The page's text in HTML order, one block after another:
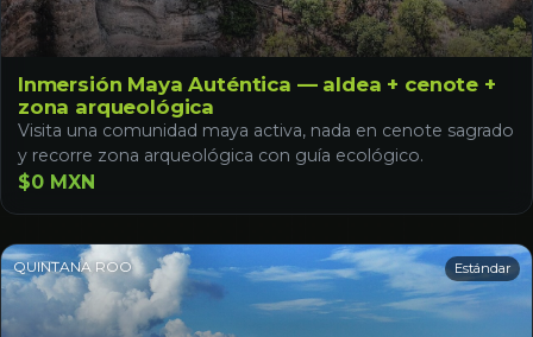
Inmersión Maya Auténtica — aldea + cenote +
zona arqueológica
Visita una comunidad maya activa, nada en cenote sagrado
y recorre zona arqueológica con guía ecológico.
$0 MXN
QUINTANA ROO Estándar